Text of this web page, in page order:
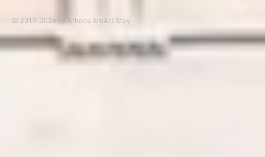
© 2017-2026 by Athens SmArt Stay